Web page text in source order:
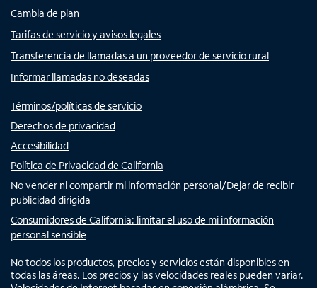
Cambia de plan
Tarifas de servicio y avisos legales
Transferencia de llamadas a un proveedor de servicio rural
Informar llamadas no deseadas
Términos/políticas de servicio
Derechos de privacidad
Accesibilidad
Política de Privacidad de California
No vender ni compartir mi información personal/Dejar de recibir
publicidad dirigida
Consumidores de California: limitar el uso de mi información
personal sensible
No todos los productos, precios y servicios están disponibles en
todas las áreas. Los precios y las velocidades reales pueden variar.